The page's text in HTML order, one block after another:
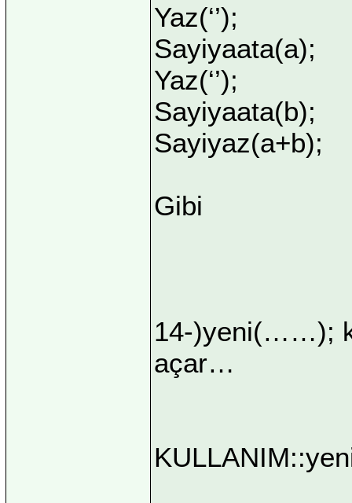
Yaz(‘’);
Sayiyaata(a);
Yaz(‘’);
Sayiyaata(b);
Sayiyaz(a+b);
Gibi
14-)yeni(……);
açar…